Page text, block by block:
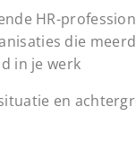
HR-
die
in je werk
en